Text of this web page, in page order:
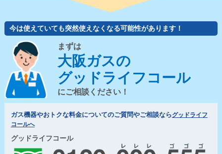
今は使えていても突然使えなくなる可能性があります！
まずは
大阪ガスの
グッドライフコール
にご相談ください！
ガス機器やおトクな料金についてのご質問やご相談ならグッドライフ
コールへ
グッドライフコール